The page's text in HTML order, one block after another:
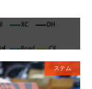
ステム